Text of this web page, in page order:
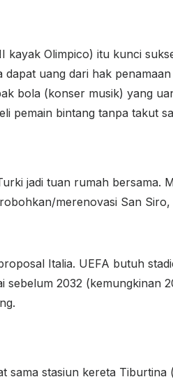
kayak Olimpico) itu kunci
uang dari hak
bola (konser musik) yang
pemain bintang tanpa takut
jadi tuan rumah bersama.
merenovasi San Siro,
Italia. UEFA butuh
sebelum 2032 (kemungkinan
sama stasiun kereta Tiburtina